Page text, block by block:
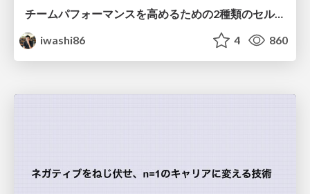
チームパフォーマンスを高めるための2種類のセルフマネジメント / Two Types of Self-Management for Improving Team Performance
iwashi86
4 860